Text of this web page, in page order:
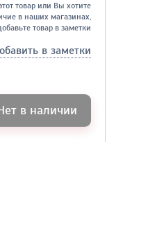
товар или Вы хотите
в наших магазинах,
товар в заметки
в заметки
в наличии